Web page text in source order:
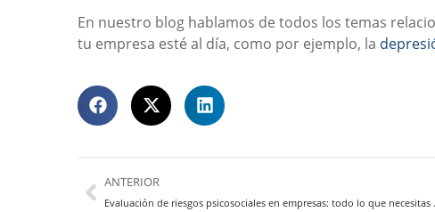
En nuestro blog hablamos de todos los temas
tu empresa esté al día, como por ejemplo, la
ANTERIOR
Evaluación